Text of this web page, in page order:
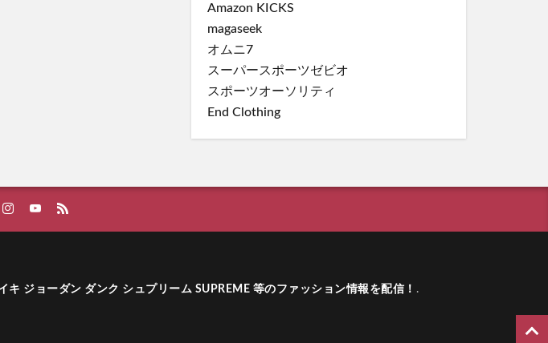
Amazon KICKS
magaseek
オムニ7
スーパースポーツゼビオ
スポーツオーソリティ
End Clothing
ジョーダン ダンク シュプリーム SUPREME 等のファッション情報を配信！ .